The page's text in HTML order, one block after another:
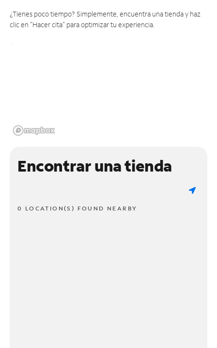
¿Tienes poco tiempo? Simplemente, encuentra una tienda y haz
clic en "Hacer cita" para optimizar tu experiencia.
Encontrar una tienda
0 LOCATION(S) FOUND NEARBY